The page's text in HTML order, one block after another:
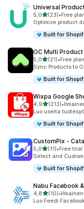
Universal
5,0/ 5 tähteä
(23)
23 arvostelua
•Free
Optimize product
Built for
OC Multi
5,0/ 5 tähteä
(21)
21 arvostelua
•Free
Sync Products to
Built for
Wixpa Google
4,9/ 5 tähteä
(213)
213 arvostelua
•
Luo useita
Built for
CustomPix ‑
5,0/ 5 tähteä
(11)
11 arvostelua
•Free
Select and
Built for
Nabu Facebook
4,8/ 5 tähteä
(10)
10 arvostelua
•Ilmainen
Luo Feedi